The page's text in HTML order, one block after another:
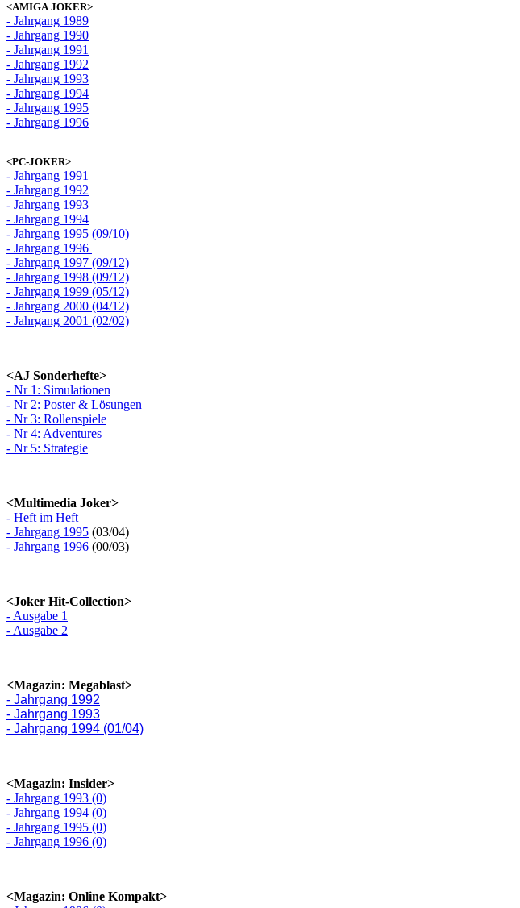
<AMIGA JOKER>
- Jahrgang 1989
- Jahrgang 1990
- Jahrgang 1991
- Jahrgang 1992
- Jahrgang 1993
- Jahrgang 1994
- Jahrgang 1995
- Jahrgang 1996
<PC-JOKER>
- Jahrgang 1991
- Jahrgang 1992
- Jahrgang 1993
- Jahrgang 1994
- Jahrgang 1995 (09/10)
- Jahrgang 1996
- Jahrgang 1997 (09/12)
- Jahrgang 1998 (09/12)
- Jahrgang 1999 (05/12)
- Jahrgang 2000 (04/12)
- Jahrgang 2001 (02/02)
<AJ Sonderhefte>
- Nr 1: Simulationen
- Nr 2: Poster & Lösungen
- Nr 3: Rollenspiele
- Nr 4: Adventures
- Nr 5: Strategie
<Multimedia Joker>
- Heft im Heft
- Jahrgang 1995 (03/04)
- Jahrgang 1996 (00/03)
<Joker Hit-Collection>
- Ausgabe 1
- Ausgabe 2
<Magazin: Megablast>
- Jahrgang 1992
- Jahrgang 1993
- Jahrgang 1994 (01/04)
<Magazin: Insider>
- Jahrgang 1993 (0)
- Jahrgang 1994 (0)
- Jahrgang 1995 (0)
- Jahrgang 1996 (0)
<Magazin: Online Kompakt>